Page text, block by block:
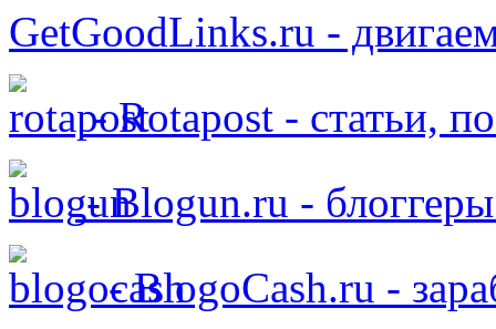
GetGoodLinks.ru -
- Rotapost - статьи,
- Blogun.ru - блоггеры
- BlogoCash.ru -